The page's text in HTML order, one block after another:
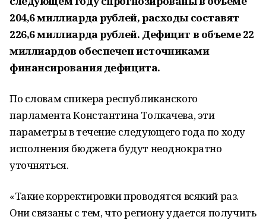
204,6 миллиарда рублей, расходы составят
226,6 миллиарда рублей. Дефицит в объеме 22
миллиардов обеспечен источниками
финансирования дефицита.
По словам спикера республиканского
парламента Константина Толкачева, эти
параметры в течение следующего года по ходу
исполнения бюджета будут неоднократно
уточняться.
«Такие корректировки проводятся всякий раз.
Они связаны с тем, что региону удается получить